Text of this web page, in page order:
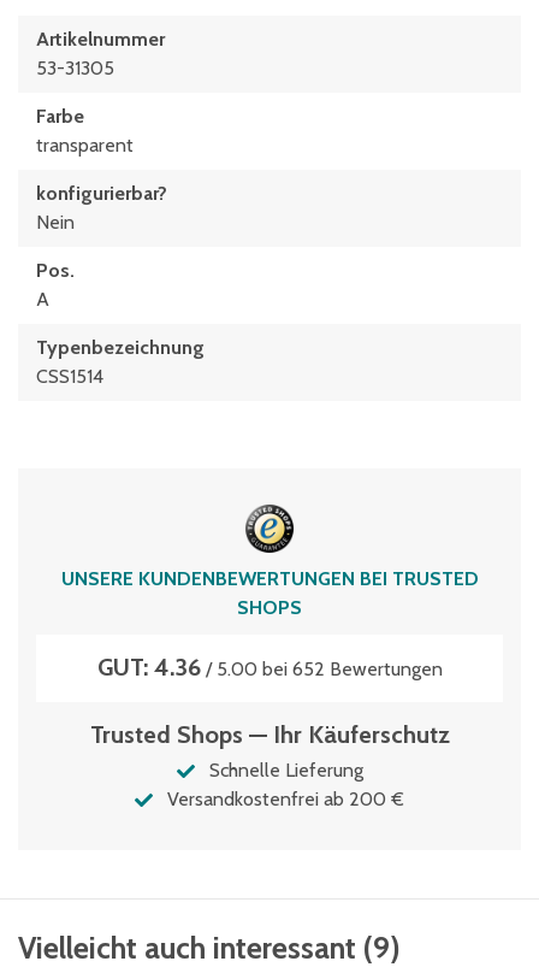
Artikelnummer
53-31305
Farbe
transparent
konfigurierbar?
Nein
Pos.
A
Typenbezeichnung
CSS1514
UNSERE KUNDENBEWERTUNGEN BEI TRUSTED
SHOPS
GUT: 4.36/ 5.00 bei 652 Bewertungen
Trusted Shops — Ihr Käuferschutz
Schnelle Lieferung
Versandkostenfrei ab 200 €
Vielleicht auch interessant (9)